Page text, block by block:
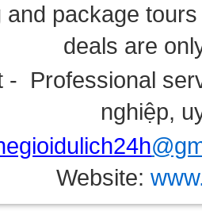
and package
deals are
- Professional
nghiệp,
Website: